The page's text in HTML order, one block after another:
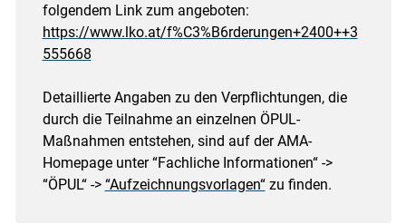
folgendem Link zum angeboten:
https://www.lko.at/f%C3%B6rderungen+2400++3
555668
Detaillierte Angaben zu den Verpflichtungen, die
durch die Teilnahme an einzelnen ÖPUL-
Maßnahmen entstehen, sind auf der AMA-
Homepage unter “Fachliche Informationen“ ->
“ÖPUL“ -> “Aufzeichnungsvorlagen“zu finden.